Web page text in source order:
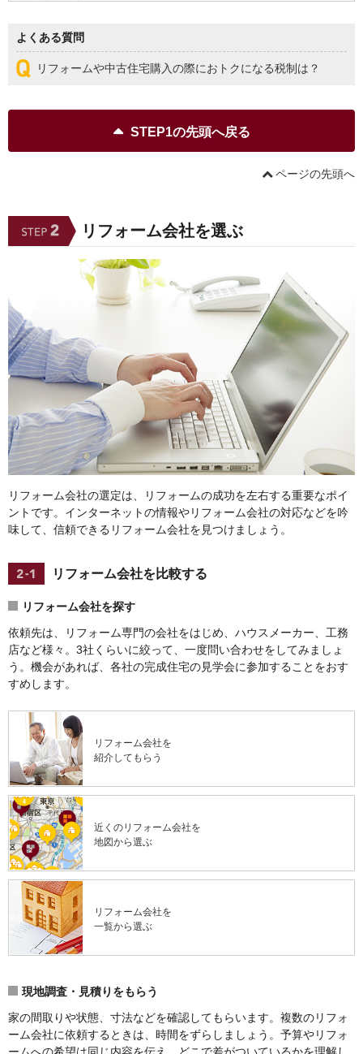
よくある質問
リフォームや中古住宅購入の際におトクになる税制は？
STEP1の先頭へ戻る
ページの先頭へ
リフォーム会社を選ぶ
リフォーム会社の選定は、リフォームの成功を左右する重要なポイ
ントです。インターネットの情報やリフォーム会社の対応などを吟
味して、信頼できるリフォーム会社を見つけましょう。
リフォーム会社を比較する
リフォーム会社を探す
依頼先は、リフォーム専門の会社をはじめ、ハウスメーカー、工務
店など様々。3社くらいに絞って、一度問い合わせをしてみましょ
う。機会があれば、各社の完成住宅の見学会に参加することをおす
すめします。
リフォーム会社を
紹介してもらう
近くのリフォーム会社を
地図から選ぶ
リフォーム会社を
一覧から選ぶ
現地調査・見積りをもらう
家の間取りや状態、寸法などを確認してもらいます。複数のリフォ
ーム会社に依頼するときは、時間をずらしましょう。予算やリフォ
ームへの希望は同じ内容を伝え、どこで差がついているかを理解し